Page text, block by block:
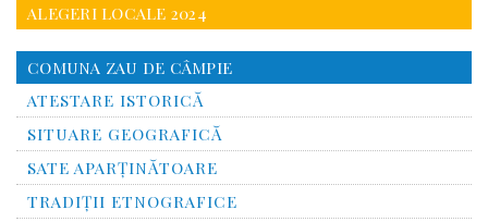
ALEGERI LOCALE 2024
COMUNA ZAU DE CÂMPIE
ATESTARE ISTORICĂ
SITUARE GEOGRAFICĂ
SATE APARȚINĂTOARE
TRADIȚII ETNOGRAFICE